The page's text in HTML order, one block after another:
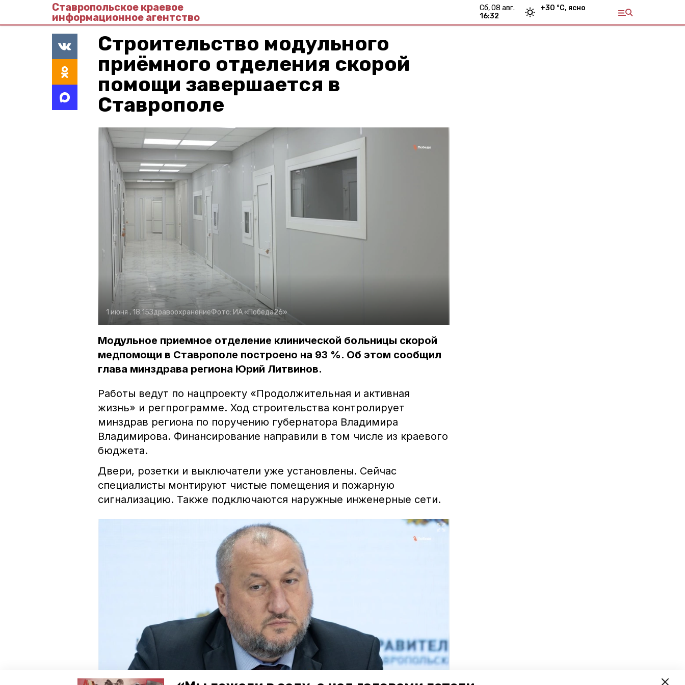
Ставропольское краевое
информационное агентство
сб, 08 авг.
16:32
+30 °С, ясно
Строительство модульного
приёмного отделения скорой
помощи завершается в
Ставрополе
1 июня , 18:15ЗдравоохранениеФото: ИА «Победа26»
Модульное приемное отделение клинической больницы скорой
медпомощи в Ставрополе построено на 93 %. Об этом сообщил
глава минздрава региона Юрий Литвинов.
Работы ведут по нацпроекту «Продолжительная и активная
жизнь» и регпрограмме. Ход строительства контролирует
минздрав региона по поручению губернатора Владимира
Владимирова. Финансирование направили в том числе из краевого
бюджета.
Двери, розетки и выключатели уже установлены. Сейчас
специалисты монтируют чистые помещения и пожарную
сигнализацию. Также подключаются наружные инженерные сети.